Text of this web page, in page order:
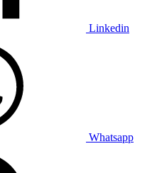
Linkedin
Whatsapp